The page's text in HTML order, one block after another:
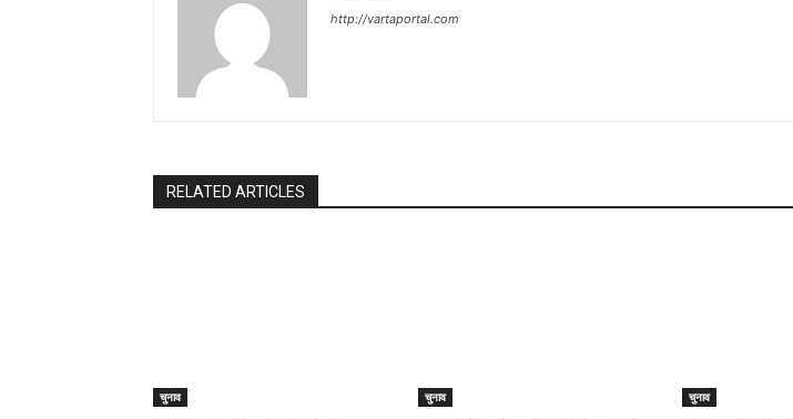
http://vartaportal.com
RELATED ARTICLES
चुनाव चुनाव चुनाव